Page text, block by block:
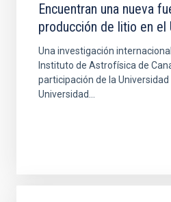
Encuentran una nueva
producción de litio en el
Una investigación
Instituto de Astrofísica de
participación de la
Universidad...